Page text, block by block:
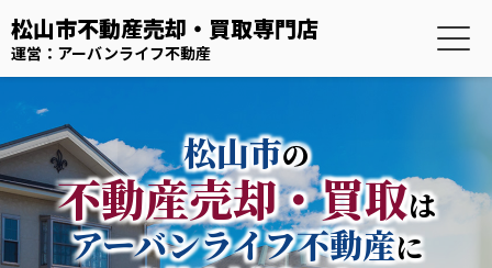
松山市不動産売却・買取専門店
運営：アーバンライフ不動産
松山市の
不動産売却・買取は
アーバンライフ不動産に